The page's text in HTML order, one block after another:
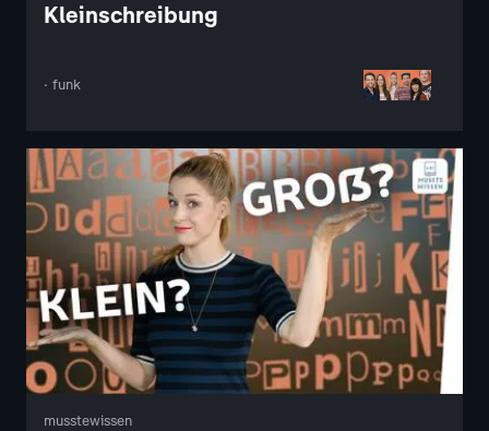
Kleinschreibung
· funk
musstewissen